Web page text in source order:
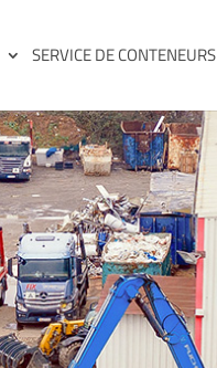
SERVICE DE CONTENEURS